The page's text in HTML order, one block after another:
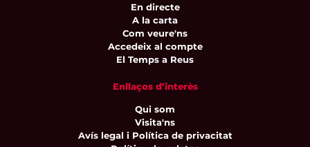
En directe
A la carta
Com veure'ns
Accedeix al compte
El Temps a Reus
Enllaços d’interès
Qui som
Visita'ns
Avís legal i Política de privacitat